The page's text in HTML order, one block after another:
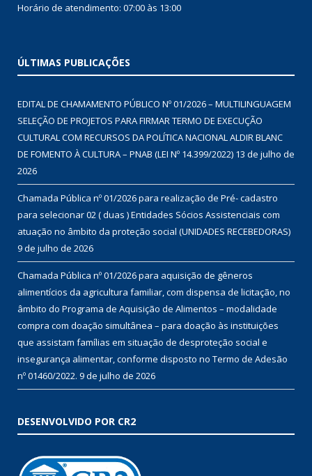
Horário de atendimento: 07:00 às 13:00
ÚLTIMAS PUBLICAÇÕES
EDITAL DE CHAMAMENTO PÚBLICO Nº 01/2026 – MULTILINGUAGEM
SELEÇÃO DE PROJETOS PARA FIRMAR TERMO DE EXECUÇÃO
CULTURAL COM RECURSOS DA POLÍTICA NACIONAL ALDIR BLANC
DE FOMENTO À CULTURA – PNAB (LEI Nº 14.399/2022) 13 de julho de
2026
Chamada Pública nº 01/2026 para realização de Pré- cadastro
para selecionar 02 ( duas ) Entidades Sócios Assistenciais com
atuação no âmbito da proteção social (UNIDADES RECEBEDORAS)
9 de julho de 2026
Chamada Pública nº 01/2026 para aquisição de gêneros
alimentícios da agricultura familiar, com dispensa de licitação, no
âmbito do Programa de Aquisição de Alimentos – modalidade
compra com doação simultânea – para doação às instituições
que assistam famílias em situação de desproteção social e
insegurança alimentar, conforme disposto no Termo de Adesão
nº 01460/2022. 9 de julho de 2026
DESENVOLVIDO POR CR2